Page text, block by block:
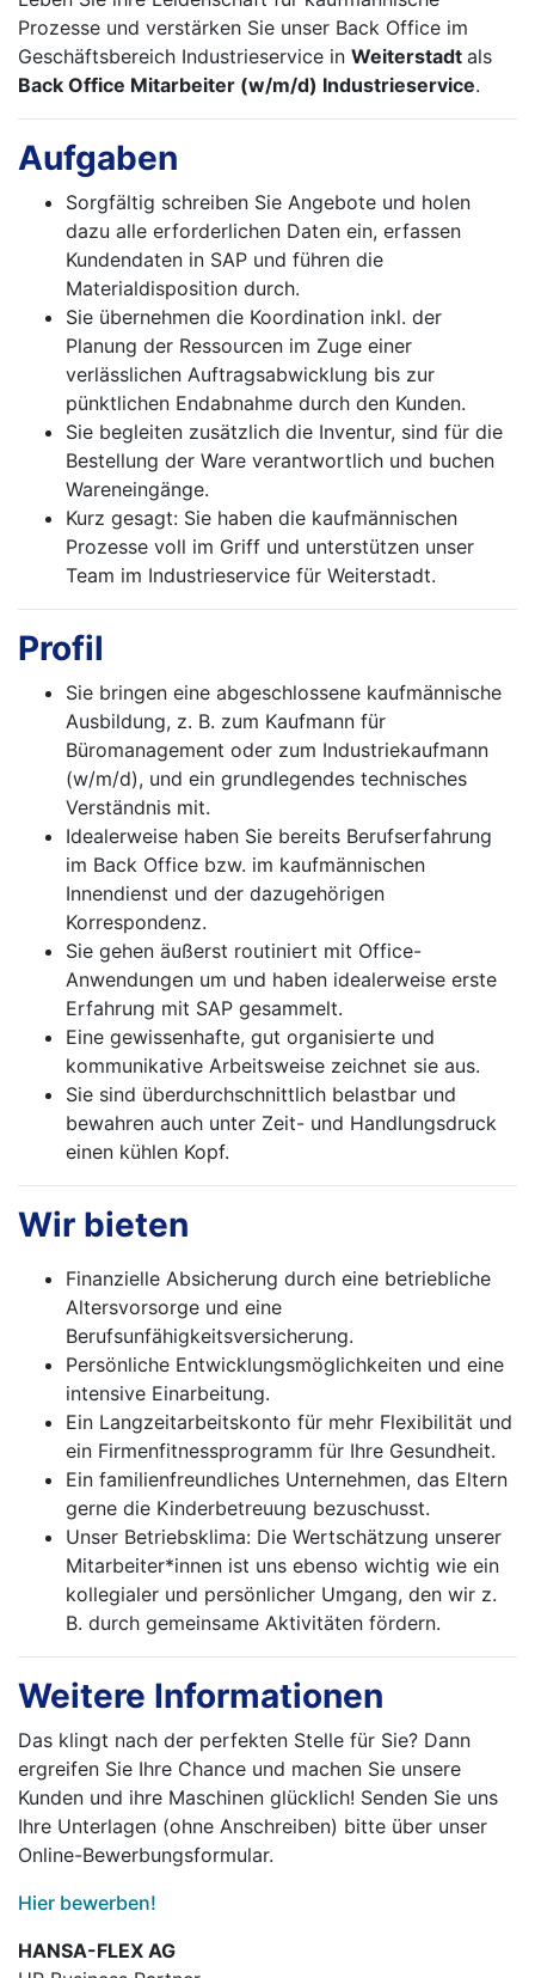
Prozesse und verstärken Sie unser Back Office im
Geschäftsbereich Industrieservice in Weiterstadt als
Back Office Mitarbeiter (w/m/d) Industrieservice.
Aufgaben
Sorgfältig schreiben Sie Angebote und holen
dazu alle erforderlichen Daten ein, erfassen
Kundendaten in SAP und führen die
Materialdisposition durch.
Sie übernehmen die Koordination inkl. der
Planung der Ressourcen im Zuge einer
verlässlichen Auftragsabwicklung bis zur
pünktlichen Endabnahme durch den Kunden.
Sie begleiten zusätzlich die Inventur, sind für die
Bestellung der Ware verantwortlich und buchen
Wareneingänge.
Kurz gesagt: Sie haben die kaufmännischen
Prozesse voll im Griff und unterstützen unser
Team im Industrieservice für Weiterstadt.
Profil
Sie bringen eine abgeschlossene kaufmännische
Ausbildung, z. B. zum Kaufmann für
Büromanagement oder zum Industriekaufmann
(w/m/d), und ein grundlegendes technisches
Verständnis mit.
Idealerweise haben Sie bereits Berufserfahrung
im Back Office bzw. im kaufmännischen
Innendienst und der dazugehörigen
Korrespondenz.
Sie gehen äußerst routiniert mit Office-
Anwendungen um und haben idealerweise erste
Erfahrung mit SAP gesammelt.
Eine gewissenhafte, gut organisierte und
kommunikative Arbeitsweise zeichnet sie aus.
Sie sind überdurchschnittlich belastbar und
bewahren auch unter Zeit- und Handlungsdruck
einen kühlen Kopf.
Wir bieten
Finanzielle Absicherung durch eine betriebliche
Altersvorsorge und eine
Berufsunfähigkeitsversicherung.
Persönliche Entwicklungsmöglichkeiten und eine
intensive Einarbeitung.
Ein Langzeitarbeitskonto für mehr Flexibilität und
ein Firmenfitnessprogramm für Ihre Gesundheit.
Ein familienfreundliches Unternehmen, das Eltern
gerne die Kinderbetreuung bezuschusst.
Unser Betriebsklima: Die Wertschätzung unserer
Mitarbeiter*innen ist uns ebenso wichtig wie ein
kollegialer und persönlicher Umgang, den wir z.
B. durch gemeinsame Aktivitäten fördern.
Weitere Informationen
Das klingt nach der perfekten Stelle für Sie? Dann
ergreifen Sie Ihre Chance und machen Sie unsere
Kunden und ihre Maschinen glücklich! Senden Sie uns
Ihre Unterlagen (ohne Anschreiben) bitte über unser
Online-Bewerbungsformular.
Hier bewerben!
HANSA-FLEX AG